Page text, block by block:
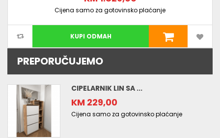
Cijena samo za gotovinsko plaćanje
KUPI ODMAH
PREPORUČUJEMO
CIPELARNIK LIN SA ...
KM 229,00
Cijena samo za gotovinsko plaćanje